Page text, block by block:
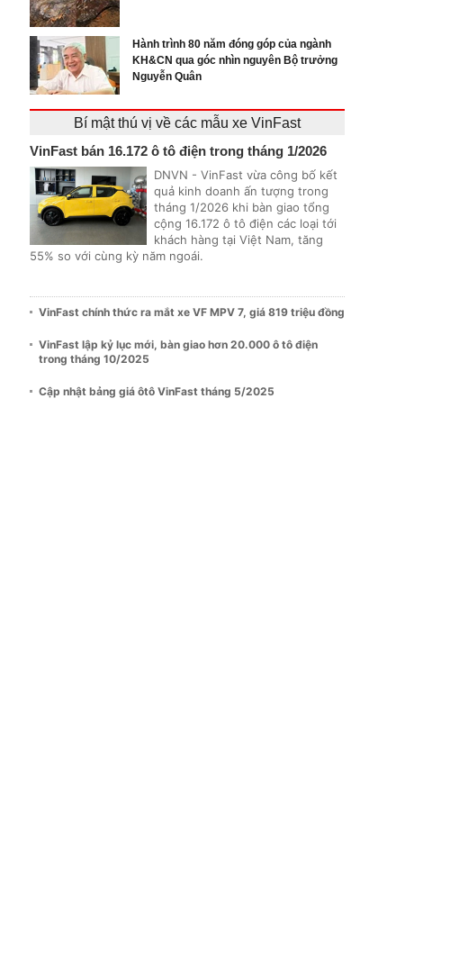
Hành trình 80 năm đóng góp của ngành
KH&CN qua góc nhìn nguyên Bộ trưởng
Nguyễn Quân
Bí mật thú vị về các mẫu xe VinFast
VinFast bán 16.172 ô tô điện trong tháng 1/2026
DNVN - VinFast vừa công bố kết
quả kinh doanh ấn tượng trong
tháng 1/2026 khi bàn giao tổng
cộng 16.172 ô tô điện các loại tới
khách hàng tại Việt Nam, tăng
55% so với cùng kỳ năm ngoái.
VinFast chính thức ra mắt xe VF MPV 7, giá 819 triệu đồng
VinFast lập kỷ lục mới, bàn giao hơn 20.000 ô tô điện
trong tháng 10/2025
Cập nhật bảng giá ôtô VinFast tháng 5/2025